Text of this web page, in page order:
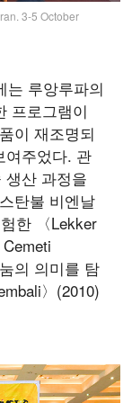
3-5 October
는 루앙루파의
프로그램이
이 재조명되
여주었다. 관
생산 과정을
탄불 비엔날
한 〈Lekker
의 의미를 탐
〉(2010)